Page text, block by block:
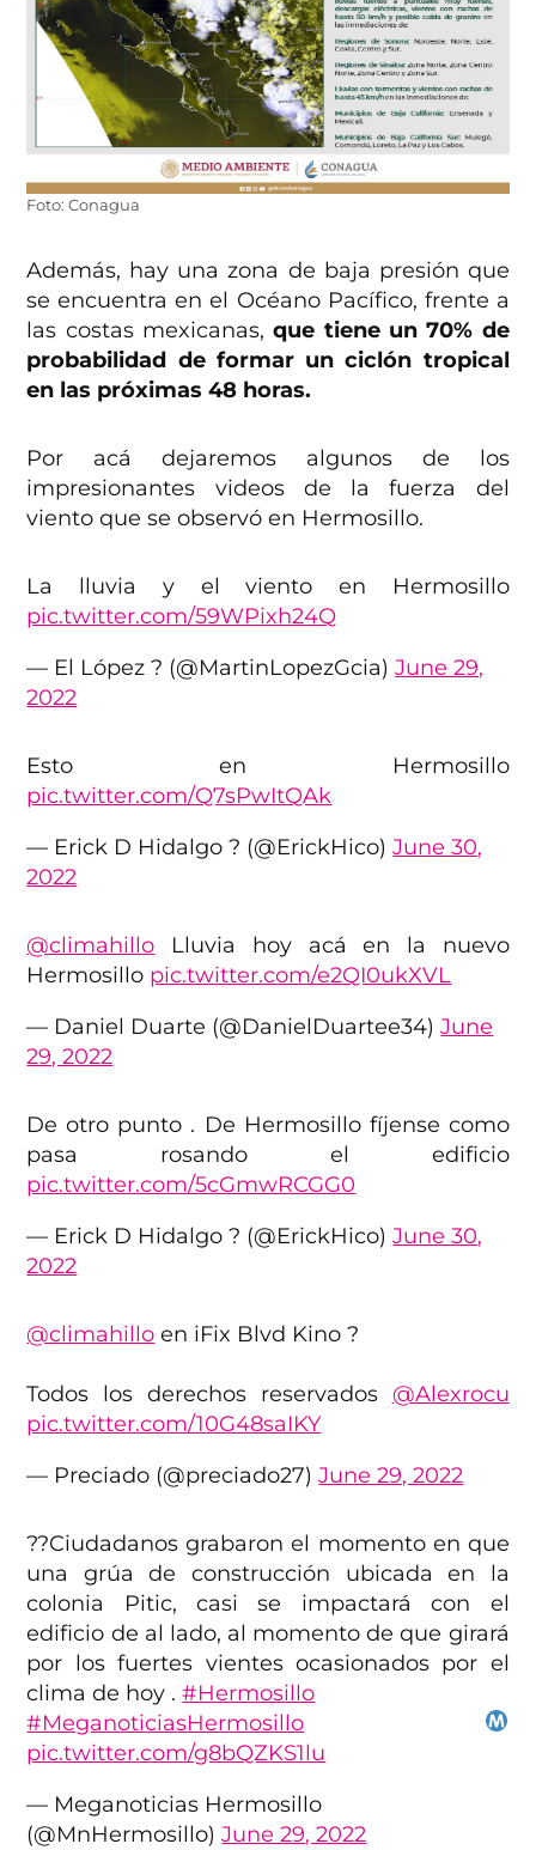
Foto: Conagua
Además, hay una zona de baja presión que
se encuentra en el Océano Pacífico, frente a
las costas mexicanas,que tiene un 70% de
probabilidad de formar un ciclón tropical
en las próximas 48 horas.
Por acá dejaremos algunos de los
impresionantes videos de la fuerza del
viento que se observó en Hermosillo.
La lluvia y el viento en Hermosillo
pic.twitter.com/59WPixh24Q
— El López ? (@MartinLopezGcia)June 29,
2022
Esto en Hermosillo
pic.twitter.com/Q7sPwItQAk
— Erick D Hidalgo ? (@ErickHico)June 30,
2022
@climahillo Lluvia hoy acá en la nuevo
Hermosillo pic.twitter.com/e2QI0ukXVL
— Daniel Duarte (@DanielDuartee34)June
29, 2022
De otro punto . De Hermosillo fíjense como
pasa rosando el edificio
pic.twitter.com/5cGmwRCGG0
— Erick D Hidalgo ? (@ErickHico)June 30,
2022
@climahillo en iFix Blvd Kino ?
Todos los derechos reservados @Alexrocu
pic.twitter.com/10G48saIKY
— Preciado (@preciado27)June 29, 2022
??️Ciudadanos grabaron el momento en que
una grúa de construcción ubicada en la
colonia Pitic, casi se impactará con el
edificio de al lado, al momento de que girará
por los fuertes vientes ocasionados por el
clima de hoy .#Hermosillo
#MeganoticiasHermosillo
pic.twitter.com/g8bQZKS1lu
— Meganoticias Hermosillo
(@MnHermosillo)June 29, 2022